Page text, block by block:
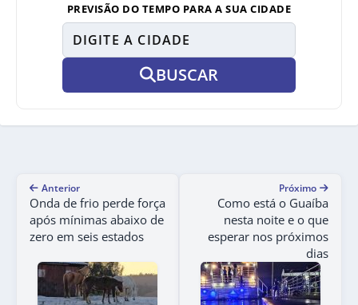
PREVISÃO DO TEMPO PARA A SUA CIDADE
BUSCAR
Anterior
Onda de frio perde força
após mínimas abaixo de
zero em seis estados
Próximo
Como está o Guaíba
nesta noite e o que
esperar nos próximos
dias